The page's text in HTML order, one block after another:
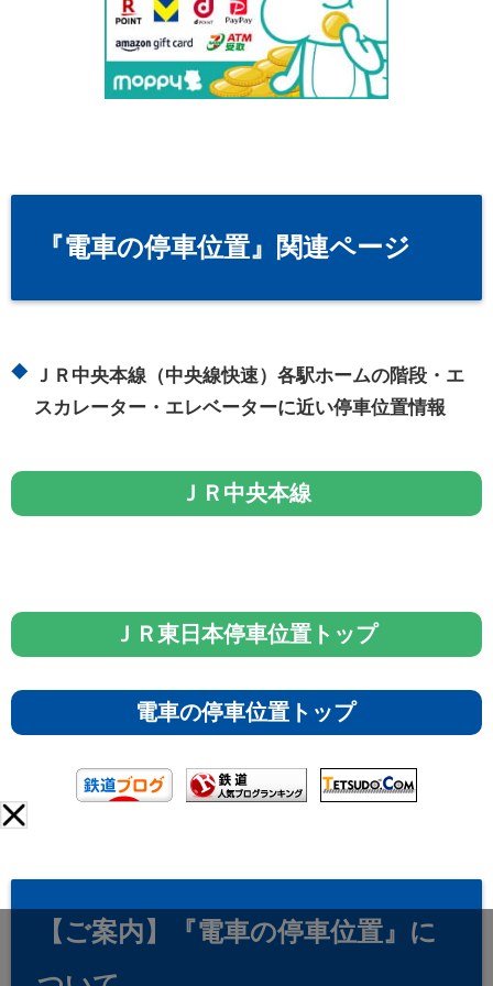
『電車の停車位置』関連ページ
ＪＲ中央本線（中央線快速）各駅ホームの階段・エ
スカレーター・エレベーターに近い停車位置情報
ＪＲ中央本線
ＪＲ東日本停車位置トップ
電車の停車位置トップ
【ご案内】『電車の停車位置』に